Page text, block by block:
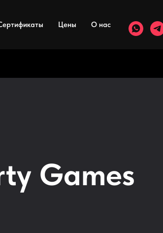
Цены О нас
Games